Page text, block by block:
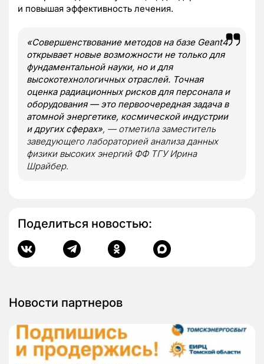
и повышая эффективность лечения.
«Совершенствование методов на базе Geant4
открывает новые возможности не только для
фундаментальной науки, но и для
высокотехнологичных отраслей. Точная
оценка радиационных рисков для персонала и
оборудования — это первоочередная задача в
атомной энергетике, космической индустрии
и других сферах», — отметила заместитель
заведующего лабораторией анализа данных
физики высоких энергий ФФ ТГУ Ирина
Шрайбер.
Поделиться новостью:
Новости партнеров